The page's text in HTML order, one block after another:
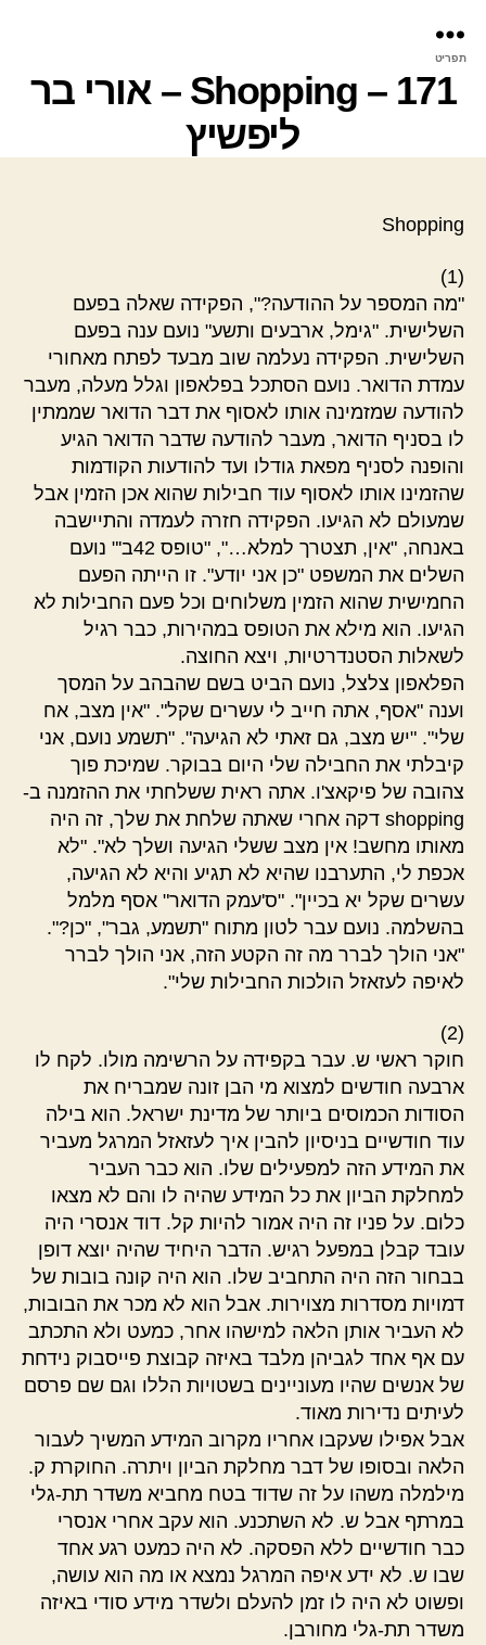
תפריט
171 – Shopping – אורי בר
ליפשיץ
Shopping
(1)
"מה המספר על ההודעה?", הפקידה שאלה בפעם
השלישית. "גימל, ארבעים ותשע" נועם ענה בפעם
השלישית. הפקידה נעלמה שוב מבעד לפתח מאחורי
עמדת הדואר. נועם הסתכל בפלאפון וגלל מעלה, מעבר
להודעה שמזמינה אותו לאסוף את דבר הדואר שממתין
לו בסניף הדואר, מעבר להודעה שדבר הדואר הגיע
והופנה לסניף מפאת גודלו ועד להודעות הקודמות
שהזמינו אותו לאסוף עוד חבילות שהוא אכן הזמין אבל
שמעולם לא הגיעו. הפקידה חזרה לעמדה והתיישבה
באנחה, "אין, תצטרך למלא…", "טופס 42ב'" נועם
השלים את המשפט "כן אני יודע". זו הייתה הפעם
החמישית שהוא הזמין משלוחים וכל פעם החבילות לא
הגיעו. הוא מילא את הטופס במהירות, כבר רגיל
לשאלות הסטנדרטיות, ויצא החוצה.
הפלאפון צלצל, נועם הביט בשם שהבהב על המסך
וענה "אסף, אתה חייב לי עשרים שקל". "אין מצב, אח
שלי". "יש מצב, גם זאתי לא הגיעה". "תשמע נועם, אני
קיבלתי את החבילה שלי היום בבוקר. שמיכת פוך
צהובה של פיקאצ'ו. אתה ראית ששלחתי את ההזמנה ב-
shopping דקה אחרי שאתה שלחת את שלך, זה היה
מאותו מחשב! אין מצב ששלי הגיעה ושלך לא". "לא
אכפת לי, התערבנו שהיא לא תגיע והיא לא הגיעה,
עשרים שקל יא בכיין". "ס'עמק הדואר" אסף מלמל
בהשלמה. נועם עבר לטון מתוח "תשמע, גבר", "כן?".
"אני הולך לברר מה זה הקטע הזה, אני הולך לברר
לאיפה לעזאזל הולכות החבילות שלי".
(2)
חוקר ראשי ש. עבר בקפידה על הרשימה מולו. לקח לו
ארבעה חודשים למצוא מי הבן זונה שמבריח את
הסודות הכמוסים ביותר של מדינת ישראל. הוא בילה
עוד חודשיים בניסיון להבין איך לעזאזל המרגל מעביר
את המידע הזה למפעילים שלו. הוא כבר העביר
למחלקת הביון את כל המידע שהיה לו והם לא מצאו
כלום. על פניו זה היה אמור להיות קל. דוד אנסרי היה
עובד קבלן במפעל רגיש. הדבר היחיד שהיה יוצא דופן
בבחור הזה היה התחביב שלו. הוא היה קונה בובות של
דמויות מסדרות מצוירות. אבל הוא לא מכר את הבובות,
לא העביר אותן הלאה למישהו אחר, כמעט ולא התכתב
עם אף אחד לגביהן מלבד באיזה קבוצת פייסבוק נידחת
של אנשים שהיו מעוניינים בשטויות הללו וגם שם פרסם
לעיתים נדירות מאוד.
אבל אפילו שעקבו אחריו מקרוב המידע המשיך לעבור
הלאה ובסופו של דבר מחלקת הביון ויתרה. החוקרת ק.
מילמלה משהו על זה שדוד בטח מחביא משדר תת-גלי
במרתף אבל ש. לא השתכנע. הוא עקב אחרי אנסרי
כבר חודשיים ללא הפסקה. לא היה כמעט רגע אחד
שבו ש. לא ידע איפה המרגל נמצא או מה הוא עושה,
ופשוט לא היה לו זמן להעלם ולשדר מידע סודי באיזה
משדר תת-גלי מחורבן.